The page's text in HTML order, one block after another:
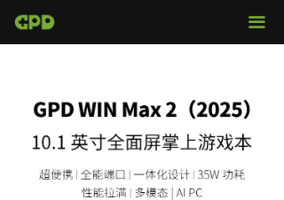
끀
官网首页
视频评测
媒体报导
固件下载